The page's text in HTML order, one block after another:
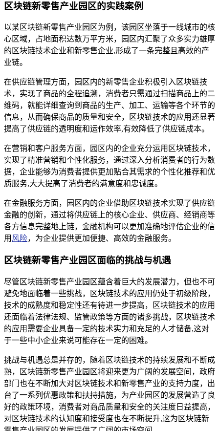
区块链新零售产业园区的实践案例
以某区块链新零售产业园区为例，该园区坐落于一线城市的核
心区域，占地面积达数万平方米，园区内汇聚了众多实力雄厚
的区块链技术企业和新零售企业,形成了一条完整且高效的产
业链。
在供应链管理方面，园区内的新零售企业积极引入区块链技
术，实现了商品的全程追溯，消费者只需通过扫描商品上的二
维码，就能详细查询到商品的生产、加工、运输等各个环节的
信息，从而确保商品的质量和安全，区块链技术的应用还显著
提高了供应链的透明度和运作效率,有效降低了供应链成本。
在营销和客户服务方面，园区内的企业充分运用区块链技术，
实现了精准营销和个性化服务，通过深入分析消费者的行为数
据，企业能够为消费者提供更加贴合其需求的个性化推荐和优
质服务,大大提高了消费者的满意度和忠诚度。
在金融服务方面，园区内的企业借助区块链技术实现了供应链
金融的创新，通过将供应链上的核心企业、供应商、经销商等
各方信息完整地上链，金融机构可以更加准确地评估企业的信
用 风险，为企业提供更加便捷、高效的金融服务。
区块链新零售产业园区面临的挑战与机遇
尽管区块链新零售产业园区蕴含着巨大的发展潜力，但也不可
避免地面临着一些挑战，区块链技术的应用仍处于初级阶段，
技术的成熟度和稳定性还有待进一步提高，区块链技术的应用
还面临着法律法规、监管政策等方面的诸多挑战，区块链技术
的应用需要企业具备一定的技术实力和充足的人才储备,这对
于一些中小企业来说可能存在一定的困难。
挑战与机遇总是并存的，随着区块链技术的持续发展和不断成
熟，区块链新零售产业园区将迎来更为广阔的发展空间，政府
部门也在不断加大对区块链技术和新零售产业的支持力度，出
台了一系列优惠政策和扶持措施，为产业园区的发展营造了良
好的政策环境，消费者对商品质量和安全的关注度日益提高，
对区块链技术的认知度和接受度也在不断提升,这为区块链新